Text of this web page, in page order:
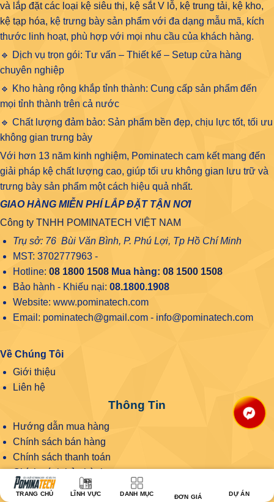
và lắp đặt các loại kệ siêu thị, kệ sắt V lỗ, kệ trung tải, kệ kho,
kệ tạp hóa, kệ trưng bày sản phẩm với đa dạng mẫu mã, kích
thước linh hoạt, phù hợp với mọi nhu cầu của khách hàng.
🔹 Dịch vụ trọn gói: Tư vấn – Thiết kế – Setup cửa hàng
chuyên nghiệp
🔹 Kho hàng rộng khắp tỉnh thành: Cung cấp sản phẩm đến
mọi tỉnh thành trên cả nước
🔹 Chất lượng đảm bảo: Sản phẩm bền đẹp, chịu lực tốt, tối ưu
không gian trưng bày
Với hơn 13 năm kinh nghiệm, Pominatech cam kết mang đến
giải pháp kệ chất lượng cao, giúp tối ưu không gian lưu trữ và
trưng bày sản phẩm một cách hiệu quả nhất.
GIAO HÀNG MIỄN PHÍ LẮP ĐẶT TẬN NƠI
Công ty TNHH POMINATECH VIỆT NAM
Trụ sở: 76 Bùi Văn Bình, P. Phú Lợi, Tp Hồ Chí Minh
MST: 3702777963 -
Hotline: 08 1800 1508Mua hàng: 08 1500 1508
Bảo hành - Khiếu nại: 08.1800.1908
Website: www.pominatech.com
Email: pominatech@gmail.com - info@pominatech.com
Về Chúng Tôi
Giới thiệu
Liên hệ
Thông Tin
Hướng dẫn mua hàng
Chính sách bán hàng
Chính sách thanh toán
Chính sách bảo hành
Chính sách bảo mật
TRANG CHỦ LĨNH VỰC DANH MỤC ĐƠN GIÁ DỰ ÁN